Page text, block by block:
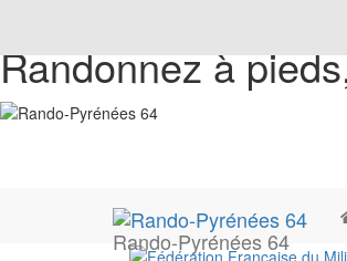
Randonnez à
Rando-Pyrénées 64